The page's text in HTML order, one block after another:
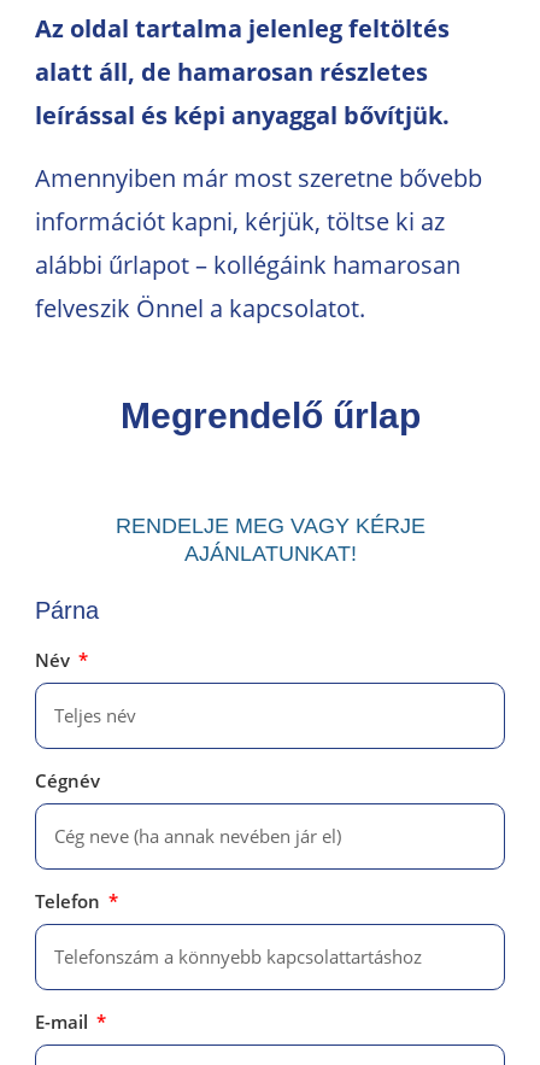
Az oldal tartalma jelenleg feltöltés
alatt áll, de hamarosan részletes
leírással és képi anyaggal bővítjük.
Amennyiben már most szeretne bővebb
információt kapni, kérjük, töltse ki az
alábbi űrlapot – kollégáink hamarosan
felveszik Önnel a kapcsolatot.
Megrendelő űrlap
RENDELJE MEG VAGY KÉRJE
AJÁNLATUNKAT!
Párna
Név
Cégnév
Telefon
E-mail